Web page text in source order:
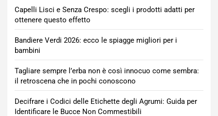
Capelli Lisci e Senza Crespo: scegli i prodotti adatti per
ottenere questo effetto
Bandiere Verdi 2026: ecco le spiagge migliori per i
bambini
Tagliare sempre l’erba non è così innocuo come sembra:
il retroscena che in pochi conoscono
Decifrare i Codici delle Etichette degli Agrumi: Guida per
Identificare le Bucce Non Commestibili